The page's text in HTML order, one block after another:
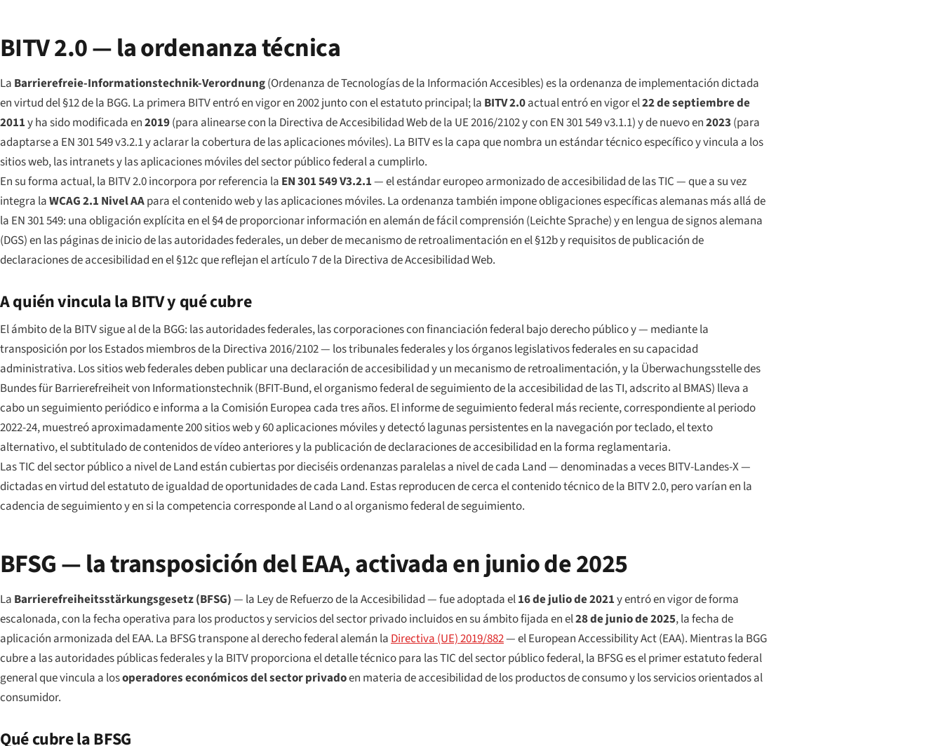
BITV 2.0 — la ordenanza técnica
La Barrierefreie-Informationstechnik-Verordnung(Ordenanza de Tecnologías de la Información Accesibles) es la ordenanza de implementación dictada
en virtud del §12 de la BGG. La primera BITV entró en vigor en 2002 junto con el estatuto principal; la BITV 2.0actual entró en vigor el22 de septiembre de
2011y ha sido modificada en2019(para alinearse con la Directiva de Accesibilidad Web de la UE 2016/2102 y con EN 301 549 v3.1.1) y de nuevo en2023 (para
adaptarse a EN 301 549 v3.2.1 y aclarar la cobertura de las aplicaciones móviles). La BITV es la capa que nombra un estándar técnico específico y vincula a los
sitios web, las intranets y las aplicaciones móviles del sector público federal a cumplirlo.
En su forma actual, la BITV 2.0 incorpora por referencia la EN 301 549 V3.2.1— el estándar europeo armonizado de accesibilidad de las TIC — que a su vez
integra laWCAG 2.1 Nivel AApara el contenido web y las aplicaciones móviles. La ordenanza también impone obligaciones específicas alemanas más allá de
la EN 301 549: una obligación explícita en el §4 de proporcionarinformación en alemán de fácil comprensión (Leichte Sprache) y en lengua de signos alemana
(DGS)en las páginas de inicio de las autoridades federales, un deber de mecanismo de retroalimentación en el §12b y requisitos de publicación de
declaraciones de accesibilidad en el §12c que reflejan el artículo 7 de la Directiva de Accesibilidad Web.
A quién vincula la BITV y qué cubre
El ámbito de la BITV sigue al de la BGG: las autoridades federales, las corporaciones con financiación federal bajo derecho público y — mediante la
transposición por los Estados miembros de la Directiva 2016/2102 — los tribunales federales y los órganos legislativos federales en su capacidad
administrativa. Los sitios web federales deben publicar una declaración de accesibilidad y un mecanismo de retroalimentación, y la Überwachungsstelle des
Bundes für Barrierefreiheit von Informationstechnik(BFIT-Bund, el organismo federal de seguimiento de la accesibilidad de las TI, adscrito al BMAS) lleva a
cabo un seguimiento periódico e informa a la Comisión Europea cada tres años. El informe de seguimiento federal más reciente, correspondiente al periodo
2022-24, muestreó aproximadamente 200 sitios web y 60 aplicaciones móviles y detectó lagunas persistentes en la navegación por teclado, el texto
alternativo, el subtitulado de contenidos de vídeo anteriores y la publicación de declaraciones de accesibilidad en la forma reglamentaria.
Las TIC del sector público a nivel deLandestán cubiertas por dieciséis ordenanzas paralelas a nivel de cada Land— denominadas a veces BITV-Landes-X —
dictadas en virtud del estatuto de igualdad de oportunidades de cada Land. Estas reproducen de cerca el contenido técnico de la BITV 2.0, pero varían en la
cadencia de seguimiento y en si la competencia corresponde alLando al organismo federal de seguimiento.
BFSG — la transposición del EAA, activada en junio de 2025
La Barrierefreiheitsstärkungsgesetz(BFSG)— la Ley de Refuerzo de la Accesibilidad — fue adoptada el16 de julio de 2021y entró en vigor de forma
escalonada, con la fecha operativa para los productos y servicios del sector privado incluidos en su ámbito fijada en el28 de junio de 2025, la fecha de
aplicación armonizada del EAA. La BFSG transpone al derecho federal alemán laDirectiva (UE) 2019/882— el European Accessibility Act (EAA). Mientras la BGG
cubre a las autoridades públicas federales y la BITV proporciona el detalle técnico para las TIC del sector público federal, la BFSG es el primer estatuto federal
general que vincula a losoperadores económicos del sector privadoen materia de accesibilidad de los productos de consumo y los servicios orientados al
consumidor.
Qué cubre la BFSG